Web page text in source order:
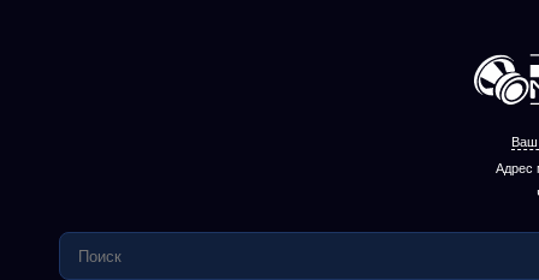
Ваш
Адрес